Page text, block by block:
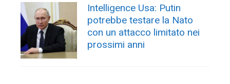
Intelligence Usa: Putin
potrebbe testare la Nato
con un attacco limitato nei
prossimi anni